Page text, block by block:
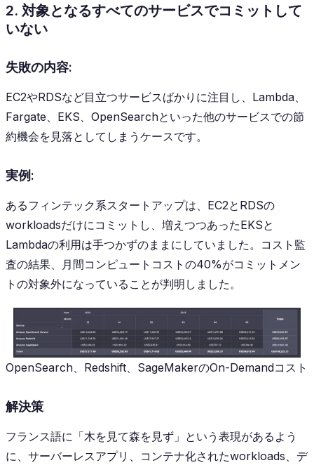
2. 対象となるすべてのサービスでコミットして
いない
失敗の内容:
EC2やRDSなど目立つサービスばかりに注目し、Lambda、
Fargate、EKS、OpenSearchといった他のサービスでの節
約機会を見落としてしまうケースです。
実例:
あるフィンテック系スタートアップは、EC2とRDSの
workloadsだけにコミットし、増えつつあったEKSと
Lambdaの利用は手つかずのままにしていました。コスト監
査の結果、月間コンピュートコストの40%がコミットメン
トの対象外になっていることが判明しました。
OpenSearch、Redshift、SageMakerのOn-Demandコスト
解決策
フランス語に「木を見て森を見ず」という表現があるよう
に、サーバーレスアプリ、コンテナ化されたworkloads、デ